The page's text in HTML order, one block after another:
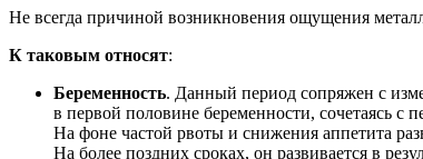
Не всегда причиной возникновения ощущения
К таковым относят:
Беременность. Данный период сопряжен с
в первой половине беременности, сочетаясь с
На фоне частой рвоты и снижения аппетита
На более поздних сроках, он развивается в